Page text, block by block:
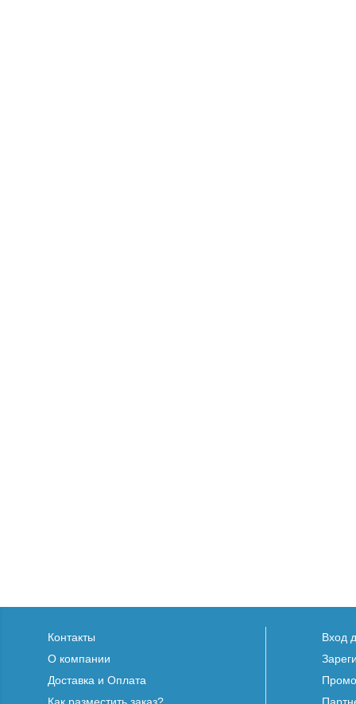
Контакты
О компании
Доставка и Оплата
Вход